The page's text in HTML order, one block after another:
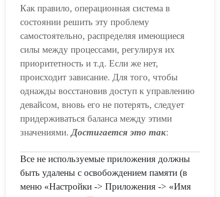
Как правило, операционная система в
состоянии решить эту проблему
самостоятельно, распределяя имеющиеся
силы между процессами, регулируя их
приоритетность и т.д. Если же нет,
происходит зависание. Для того, чтобы
однажды восстановив доступ к управлению
девайсом, вновь его не потерять, следует
придерживаться баланса между этими
значениями. Достигается это так:
Все не используемые приложения должны
быть удалены с освобождением памяти (в
меню «Настройки -> Приложения -> «Имя